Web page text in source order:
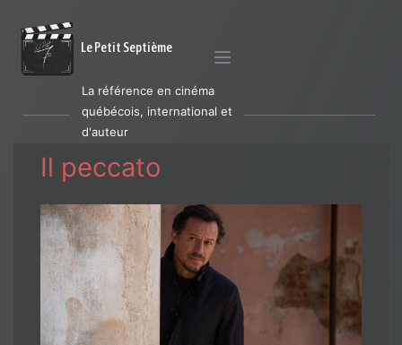
Le Petit Septième
La référence en cinéma
québécois, international et
d'auteur
Il peccato